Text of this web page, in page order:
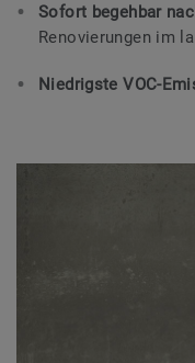
Sofort begehbar
Renovierungen im
Niedrigste VOC-